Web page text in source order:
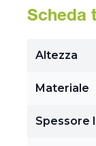
Scheda
Altezza
Materiale
Spessore